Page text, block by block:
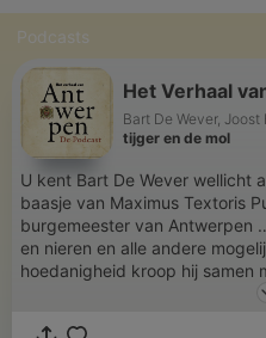
Podcasts
Het Verhaal
Bart De Wever, Joost
tijger en de mol
U kent Bart De Wever wellicht
baasje van Maximus Textoris
burgemeester van Antwerpen
en nieren en alle andere
hoedanigheid kroop hij samen
Dat resulteerde in het boek